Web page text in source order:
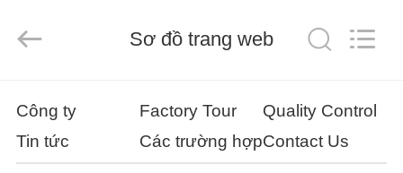
SẢN
Laboratory
Instrument
Reserved.
Sơ đồ trang web
Công ty Factory Tour
Quality Control
Tin tức
Các trường hợpContact Us